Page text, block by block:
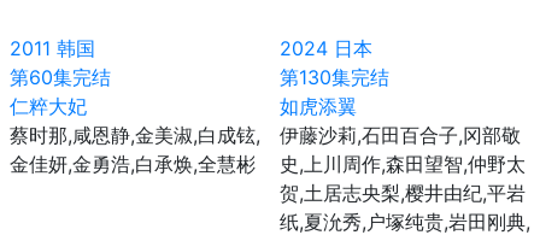
2011 韩国
第60集完结
仁粹大妃
蔡时那,咸恩静,金美淑,白成铉,
金佳妍,金勇浩,白承焕,全慧彬
2024 日本
第130集完结
如虎添翼
伊藤沙莉,石田百合子,冈部敬
史,上川周作,森田望智,仲野太
贺,土居志央梨,樱井由纪,平岩
纸,夏沇秀,户塚纯贵,岩田刚典,